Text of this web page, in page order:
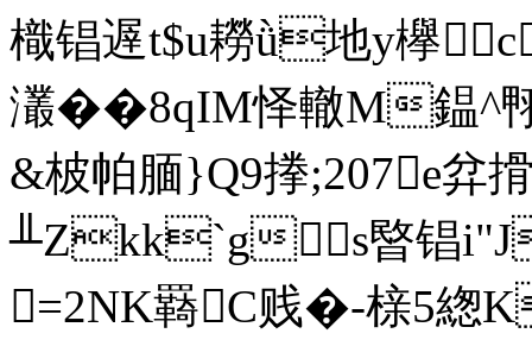
樴锠遟t$u耮ǜ地y欅
灇��8qIM怿轍M鎾 ^
&柀帕腼}Q9搼;207e弅
╨Zkk`gs暋锠
=2NK羇C贱�-榇5緫